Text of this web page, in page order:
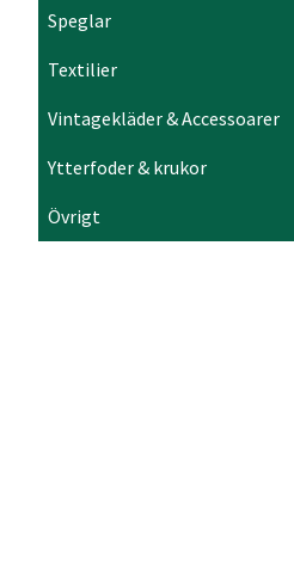
Speglar
Textilier
Vintagekläder & Accessoarer
Ytterfoder & krukor
Övrigt